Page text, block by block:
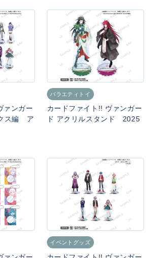
ァンガー
ス編 ア
バラエティトイ
カードファイト!! ヴァンガー
ド アクリルスタンド 2025
イベントグッズ